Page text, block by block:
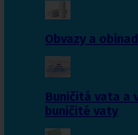
Obvazy a
Buničitá vata a
buničité vaty